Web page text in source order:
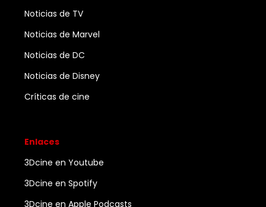
Noticias de TV
Noticias de Marvel
Noticias de DC
Noticias de Disney
Críticas de cine
Enlaces
3Dcine en Youtube
3Dcine en Spotify
3Dcine en Apple Podcasts